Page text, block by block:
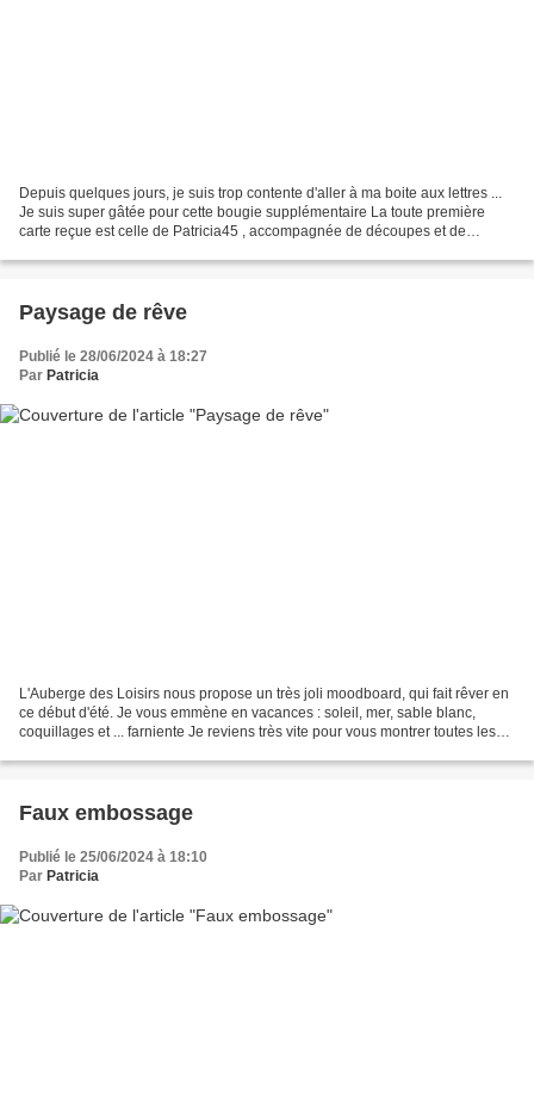
Depuis quelques jours, je suis trop contente d'aller à ma boite aux lettres ...
Je suis super gâtée pour cette bougie supplémentaire La toute première
carte reçue est celle de Patricia45 , accompagnée de découpes et de
Paysage de rêve
Publié le 28/06/2024 à 18:27
Par Patricia
L'Auberge des Loisirs nous propose un très joli moodboard, qui fait rêver en
ce début d'été. Je vous emmène en vacances : soleil, mer, sable blanc,
coquillages et ... farniente Je reviens très vite pour vous montrer toutes les
Faux embossage
Publié le 25/06/2024 à 18:10
Par Patricia